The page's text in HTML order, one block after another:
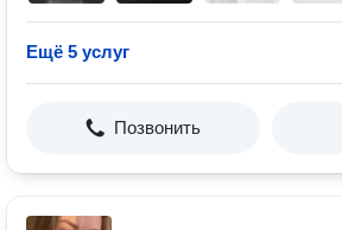
Ещё 5 услуг
Позвонить